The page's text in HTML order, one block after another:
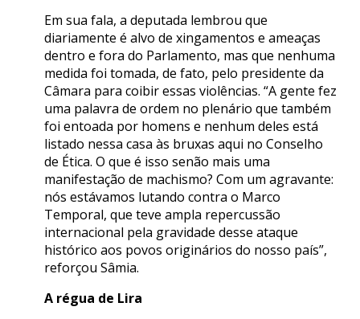
Em sua fala, a deputada lembrou que
diariamente é alvo de xingamentos e ameaças
dentro e fora do Parlamento, mas que nenhuma
medida foi tomada, de fato, pelo presidente da
Câmara para coibir essas violências. “A gente fez
uma palavra de ordem no plenário que também
foi entoada por homens e nenhum deles está
listado nessa casa às bruxas aqui no Conselho
de Ética. O que é isso senão mais uma
manifestação de machismo? Com um agravante:
nós estávamos lutando contra o Marco
Temporal, que teve ampla repercussão
internacional pela gravidade desse ataque
histórico aos povos originários do nosso país”,
reforçou Sâmia.
A régua de Lira